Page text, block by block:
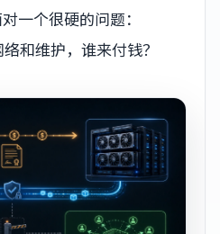
一个很硬的问题：
和维护，谁来付钱？